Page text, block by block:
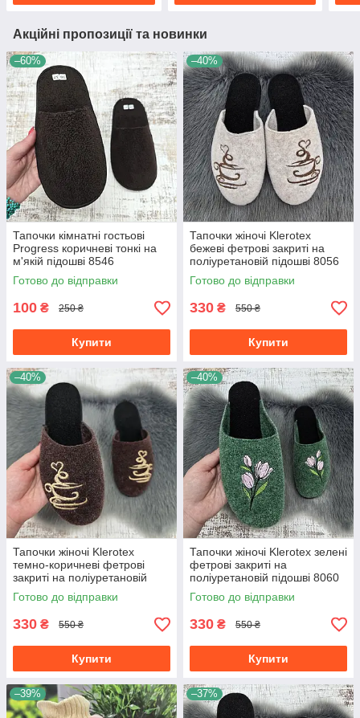
Акційні пропозиції та новинки
–60%
Тапочки кімнатні гостьові
Progress коричневі тонкі на
м'якій підошві 8546
Готово до відправки
100 ₴ 250 ₴
Купити
–40%
Тапочки жіночі Klerotex
бежеві фетрові закриті на
поліуретановій підошві 8056
Готово до відправки
330 ₴ 550 ₴
Купити
–40%
Тапочки жіночі Klerotex
темно-коричневі фетрові
закриті на поліуретановій
підошві 8056
Готово до відправки
330 ₴ 550 ₴
Купити
–40%
Тапочки жіночі Klerotex зелені
фетрові закриті на
поліуретановій підошві 8060
Готово до відправки
330 ₴ 550 ₴
Купити
–39% –37%